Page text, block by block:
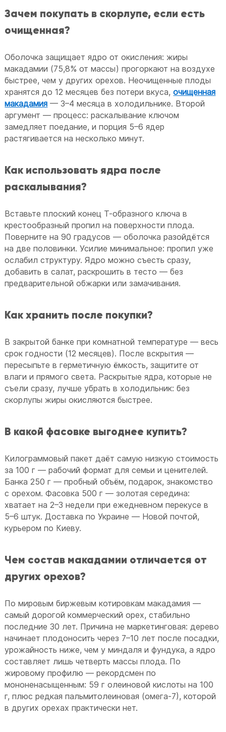
Зачем покупать в скорлупе, если есть
очищенная?
Оболочка защищает ядро от окисления: жиры
макадамии (75,8% от массы) прогоркают на воздухе
быстрее, чем у других орехов. Неочищенные плоды
хранятся до 12 месяцев без потери вкуса,очищенная
макадамия — 3–4 месяца в холодильнике. Второй
аргумент — процесс: раскалывание ключом
замедляет поедание, и порция 5–6 ядер
растягивается на несколько минут.
Как использовать ядра после
раскалывания?
Вставьте плоский конец Т-образного ключа в
крестообразный пропил на поверхности плода.
Поверните на 90 градусов — оболочка разойдётся
на две половинки. Усилие минимальное: пропил уже
ослабил структуру. Ядро можно съесть сразу,
добавить в салат, раскрошить в тесто — без
предварительной обжарки или замачивания.
Как хранить после покупки?
В закрытой банке при комнатной температуре — весь
срок годности (12 месяцев). После вскрытия —
пересыпьте в герметичную ёмкость, защитите от
влаги и прямого света. Раскрытые ядра, которые не
съели сразу, лучше убрать в холодильник: без
скорлупы жиры окисляются быстрее.
В какой фасовке выгоднее купить?
Килограммовый пакет даёт самую низкую стоимость
за 100 г — рабочий формат для семьи и ценителей.
Банка 250 г — пробный объём, подарок, знакомство
с орехом. Фасовка 500 г — золотая середина:
хватает на 2–3 недели при ежедневном перекусе в
5–6 штук. Доставка по Украине — Новой почтой,
курьером по Киеву.
Чем состав макадамии отличается от
других орехов?
По мировым биржевым котировкам макадамия —
самый дорогой коммерческий орех, стабильно
последние 30 лет. Причина не маркетинговая: дерево
начинает плодоносить через 7–10 лет после посадки,
урожайность ниже, чем у миндаля и фундука, а ядро
составляет лишь четверть массы плода. По
жировому профилю — рекордсмен по
мононенасыщенным: 59 г олеиновой кислоты на 100
г, плюс редкая пальмитолеиновая (омега-7), которой
в других орехах практически нет.